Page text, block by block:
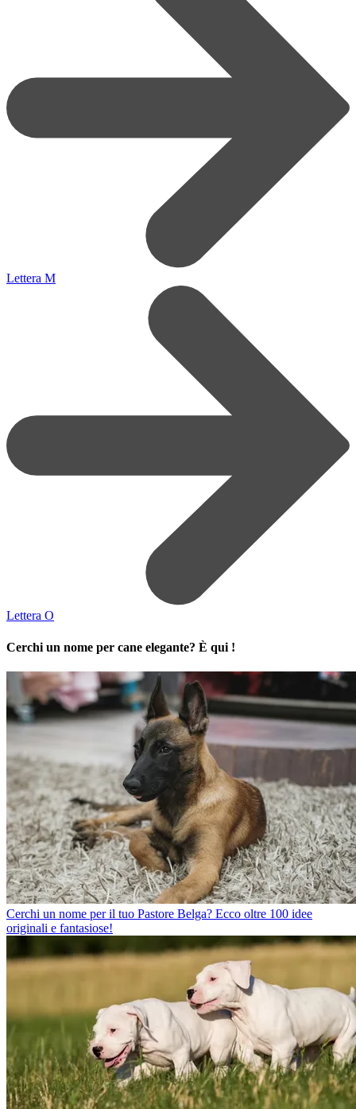
Lettera M
Lettera O
Cerchi un nome per cane elegante? È qui !
Cerchi un nome per il tuo Pastore Belga? Ecco oltre 100 idee
originali e fantasiose!